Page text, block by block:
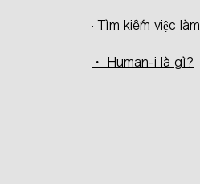
· Tìm kiếm việc làm
・ Human-i là gì?